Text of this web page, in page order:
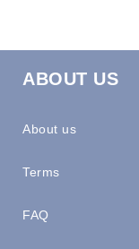
ABOUT US
About us
Terms
FAQ